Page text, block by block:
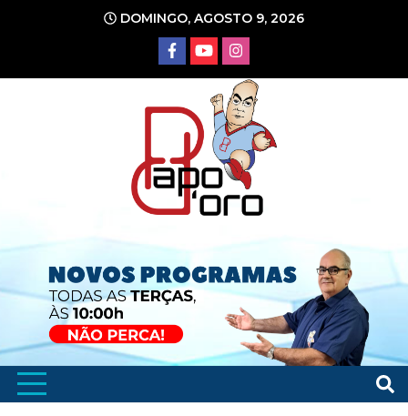
conteúdo
DOMINGO, AGOSTO 9, 2026